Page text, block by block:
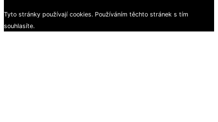
Tyto stránky používají cookies. Používáním těchto stránek s tím
souhlasíte.